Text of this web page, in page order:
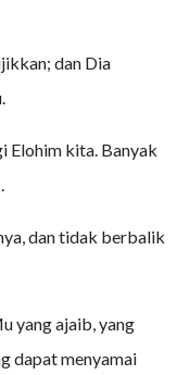
dan Dia
Elohim kita. Banyak
dan tidak berbalik
yang ajaib, yang
dapat menyamai